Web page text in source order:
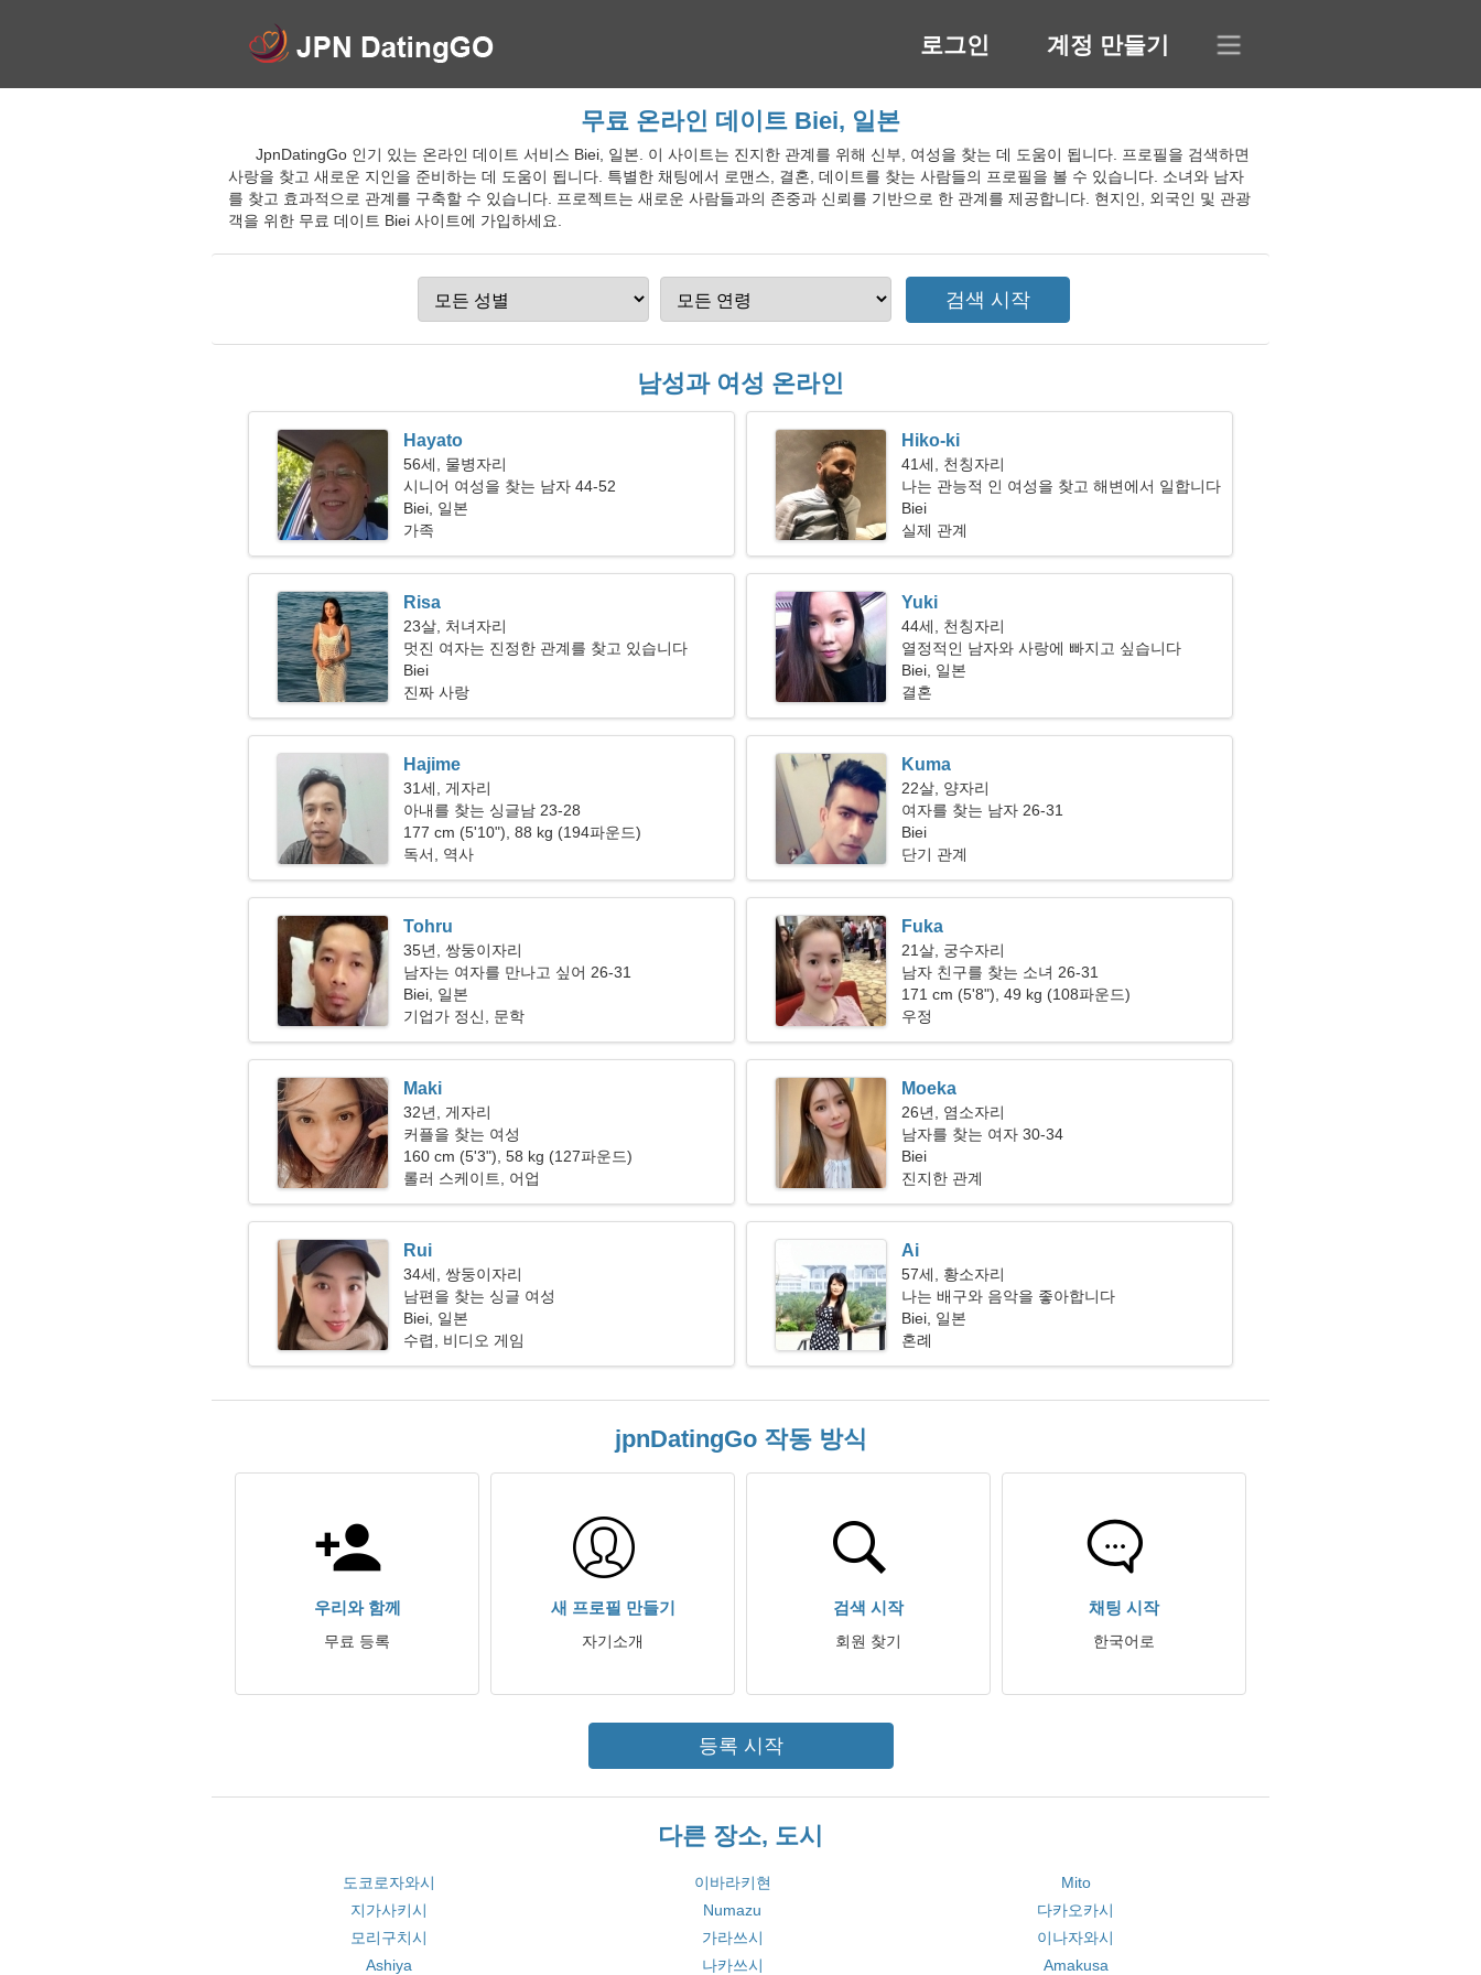
로그인 계정 만들기
무료 온라인 데이트 Biei, 일본
JpnDatingGo 인기 있는 온라인 데이트 서비스 Biei, 일본. 이 사이트는 진지한 관계를 위해 신부, 여성을 찾는 데 도움이 됩니다. 프로필을 검색하면
사랑을 찾고 새로운 지인을 준비하는 데 도움이 됩니다. 특별한 채팅에서 로맨스, 결혼, 데이트를 찾는 사람들의 프로필을 볼 수 있습니다. 소녀와 남자
를 찾고 효과적으로 관계를 구축할 수 있습니다. 프로젝트는 새로운 사람들과의 존중과 신뢰를 기반으로 한 관계를 제공합니다. 현지인, 외국인 및 관광
객을 위한 무료 데이트 Biei 사이트에 가입하세요.
남성과 여성 온라인
Hayato
56세, 물병자리
시니어 여성을 찾는 남자 44-52
Biei, 일본
가족
Hiko-ki
41세, 천칭자리
나는 관능적 인 여성을 찾고 해변에서 일합니다
Biei
실제 관계
Risa
23살, 처녀자리
멋진 여자는 진정한 관계를 찾고 있습니다
Biei
진짜 사랑
Yuki
44세, 천칭자리
열정적인 남자와 사랑에 빠지고 싶습니다
Biei, 일본
결혼
Hajime
31세, 게자리
아내를 찾는 싱글남 23-28
177 cm (5'10"), 88 kg (194파운드)
독서, 역사
Kuma
22살, 양자리
여자를 찾는 남자 26-31
Biei
단기 관계
Tohru
35년, 쌍둥이자리
남자는 여자를 만나고 싶어 26-31
Biei, 일본
기업가 정신, 문학
Fuka
21살, 궁수자리
남자 친구를 찾는 소녀 26-31
171 cm (5'8"), 49 kg (108파운드)
우정
Maki
32년, 게자리
커플을 찾는 여성
160 cm (5'3"), 58 kg (127파운드)
롤러 스케이트, 어업
Moeka
26년, 염소자리
남자를 찾는 여자 30-34
Biei
진지한 관계
Rui
34세, 쌍둥이자리
남편을 찾는 싱글 여성
Biei, 일본
수렵, 비디오 게임
Ai
57세, 황소자리
나는 배구와 음악을 좋아합니다
Biei, 일본
혼례
jpnDatingGo 작동 방식
우리와 함께
무료 등록
새 프로필 만들기
자기소개
검색 시작
회원 찾기
채팅 시작
한국어로
등록 시작
다른 장소, 도시
도코로자와시 이바라키현
Mito
지가사키시
Numazu
다카오카시
모리구치시
가라쓰시
이나자와시
Ashiya
나카쓰시 Amakusa